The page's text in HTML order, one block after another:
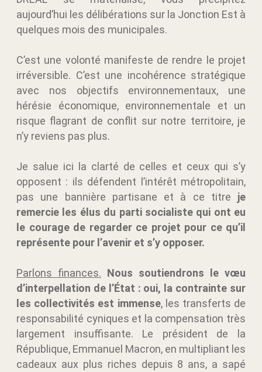
aujourd’hui les délibérations sur la Jonction Est à
quelques mois des municipales.
C’est une volonté manifeste de rendre le projet
irréversible. C’est une incohérence stratégique
avec nos objectifs environnementaux, une
hérésie économique, environnementale et un
risque flagrant de conflit sur notre territoire, je
n’y reviens pas plus.
Je salue ici la clarté de celles et ceux qui s’y
opposent : ils défendent l’intérêt métropolitain,
pas une bannière partisane et à ce titre je
remercie les élus du parti socialiste qui ont eu
le courage de regarder ce projet pour ce qu’il
représente pour l’avenir et s’y opposer.
Parlons finances. Nous soutiendrons le vœu
d’interpellation de l’État : oui, la contrainte sur
les collectivités est immense, les transferts de
responsabilité cyniques et la compensation très
largement insuffisante. Le président de la
République, Emmanuel Macron, en multipliant les
cadeaux aux plus riches depuis 8 ans, a sapé